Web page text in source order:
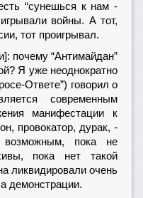
“сунешься к нам -
войны. А тот,
тот проигрывал.
почему “Антимайдан”
Я уже неоднократно
Ответе”) говорил о
современным
манифестации к
провокатор, дурак, -
возможным, пока не
пока нет такой
ликвидировали очень
демонстрации.